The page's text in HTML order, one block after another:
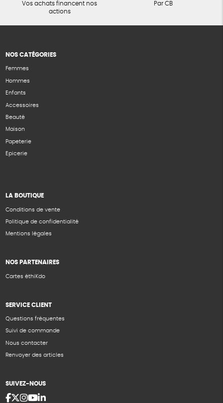
Vos achats financent nos
actions
Par CB
NOS CATÉGORIES
Femmes
Hommes
Enfants
Accessoires
Beauté
Maison
Papeterie
Epicerie
LA BOUTIQUE
Conditions de vente
Politique de confidentialité
Mentions légales
NOS PARTENAIRES
Cartes éthiKdo
SERVICE CLIENT
Questions fréquentes
Suivi de commande
Nous contacter
Renvoyer des articles
SUIVEZ-NOUS